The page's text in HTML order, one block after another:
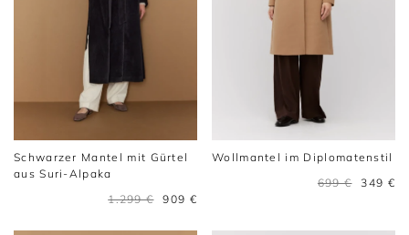
Schwarzer Mantel mit Gürtel
aus Suri-Alpaka
1.299 €
909 €
Wollmantel im Diplomatenstil
699 €
349 €